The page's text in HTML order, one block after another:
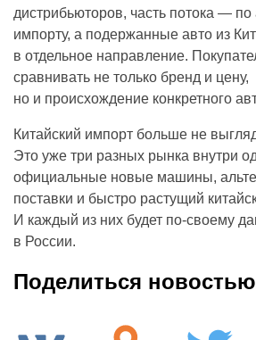
дистрибьюторов, часть потока — по
импорту, а подержанные авто из
в отдельное направление.
сравнивать не только бренд и цену,
но и происхождение конкретного
Китайский импорт больше не
Это уже три разных рынка внутри
официальные новые машины,
поставки и быстро растущий
И каждый из них будет по-своему
в России.
Поделиться новостью